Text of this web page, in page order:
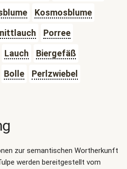
Kosmosblume
Porree
Lauch
Biergefäß
Bolle
Perlzwiebel
zur semantischen Wortherkunft
werden bereitgestellt vom